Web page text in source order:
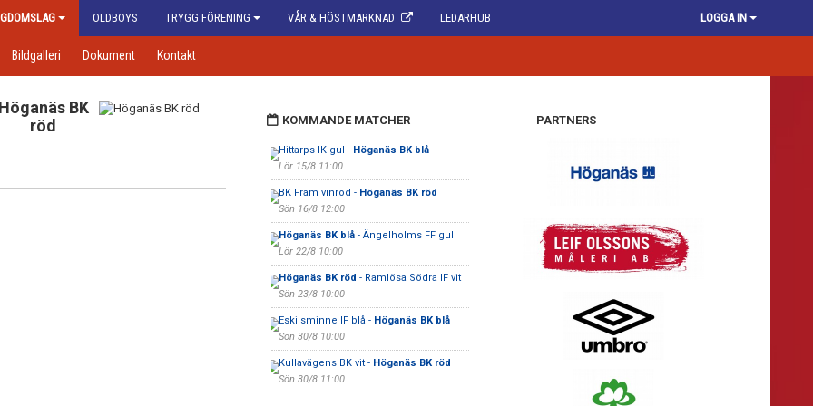
OLDBOYS TRYGG FÖRENING VÅR & HÖSTMARKNAD LEDARHUB LOGGA IN
Bildgalleri Dokument Kontakt
BK
röd
KOMMANDE MATCHER
Hittarps IK gul - Höganäs BK blå
Lör 15/8 11:00
BK Fram vinröd - Höganäs BK röd
Sön 16/8 12:00
Höganäs BK blå- Ängelholms FF gul
Lör 22/8 10:00
Höganäs BK röd - Ramlösa Södra IF vit
Sön 23/8 10:00
Eskilsminne IF blå - Höganäs BK blå
Sön 30/8 10:00
Kullavägens BK vit - Höganäs BK röd
Sön 30/8 11:00
PARTNERS